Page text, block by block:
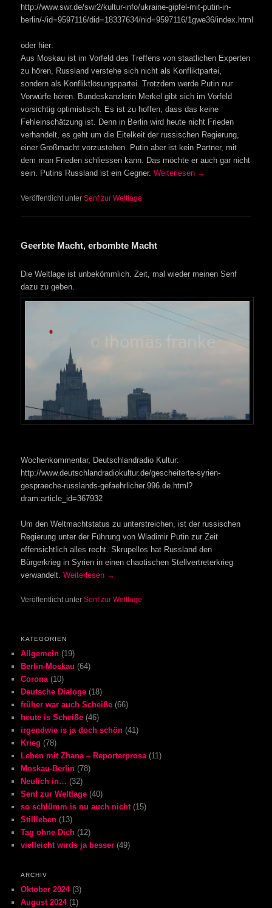
http://www.swr.de/swr2/kultur-info/ukraine-gipfel-mit-putin-in-
berlin/-/id=9597116/did=18337634/nid=9597116/1gwe36/index.html
oder hier:
Aus Moskau ist im Vorfeld des Treffens von staatlichen Experten
zu hören, Russland verstehe sich nicht als Konfliktpartei,
sondern als Konfliktlösungspartei. Trotzdem werde Putin nur
Vorwürfe hören. Bundeskanzlerin Merkel gibt sich im Vorfeld
vorsichtig optimistisch. Es ist zu hoffen, dass das keine
Fehleinschätzung ist. Denn in Berlin wird heute nicht Frieden
verhandelt, es geht um die Eitelkeit der russischen Regierung,
einer Großmacht vorzustehen. Putin aber ist kein Partner, mit
dem man Frieden schliessen kann. Das möchte er auch gar nicht
sein. Putins Russland ist ein Gegner.Weiterlesen →
Veröffentlicht unter Senf zur Weltlage
Geerbte Macht, erbombte Macht
Die Weltlage ist unbekömmlich. Zeit, mal wieder meinen Senf
dazu zu geben.
Wochenkommentar, Deutschlandradio Kultur:
http://www.deutschlandradiokultur.de/gescheiterte-syrien-
gespraeche-russlands-gefaehrlicher.996.de.html?
dram:article_id=367932
Um den Weltmachtstatus zu unterstreichen, ist der russischen
Regierung unter der Führung von Wladimir Putin zur Zeit
offensichtlich alles recht. Skrupellos hat Russland den
Bürgerkrieg in Syrien in einen chaotischen Stellvertreterkrieg
verwandelt.Weiterlesen →
Veröffentlicht unter Senf zur Weltlage
KATEGORIEN
Allgemein (19)
Berlin-Moskau (64)
Corona (10)
Deutsche Dialoge (18)
früher war auch Scheiße (66)
heute is Scheiße (46)
irgendwie is ja doch schön (41)
Krieg (78)
Leben mit Zhana – Reporterprosa (11)
Moskau-Berlin (78)
Neulich in… (32)
Senf zur Weltlage (40)
so schlümm is nu auch nicht(15)
Stillleben (13)
Tag ohne Dich (12)
vielleicht wirds ja besser (49)
ARCHIV
Oktober 2024(3)
August 2024(1)